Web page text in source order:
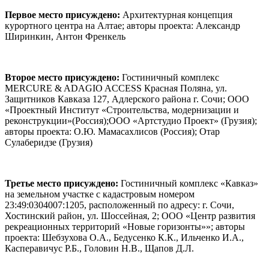
Первое место присуждено: Архитектурная концепция
курортного центра на Алтае; авторы проекта: Александр
Ширинкин, Антон Френкель
Второе место присуждено: Гостиничный комплекс
MERCURE & ADAGIO ACCESS Красная Поляна, ул.
Защитников Кавказа 127, Адлерского района г. Сочи; ООО
«Проектный Институт «Строительства, модернизации и
реконструкции»(Россия);ООО «Артстудио Проект» (Грузия);
авторы проекта: О.Ю. Мамасахлисов (Россия); Отар
Сулаберидзе (Грузия)
Третье место присуждено: Гостиничный комплекс «Кавказ»
на земельном участке с кадастровым номером
23:49:0304007:1205, расположенный по адресу: г. Сочи,
Хостинский район, ул. Шоссейная, 2; ООО «Центр развития
рекреационных территорий «Новые горизонты»»; авторы
проекта: Шебзухова О.А., Бедусенко К.К., Ильченко И.А.,
Касперавичус Р.Б., Головин Н.В., Щапов Д.Л.